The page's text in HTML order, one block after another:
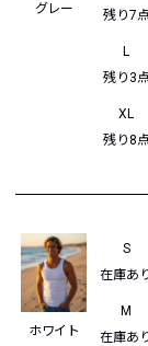
グレー
残り7
L
残り3
XL
残り8
ホワイト
S
在庫あ
M
在庫あ